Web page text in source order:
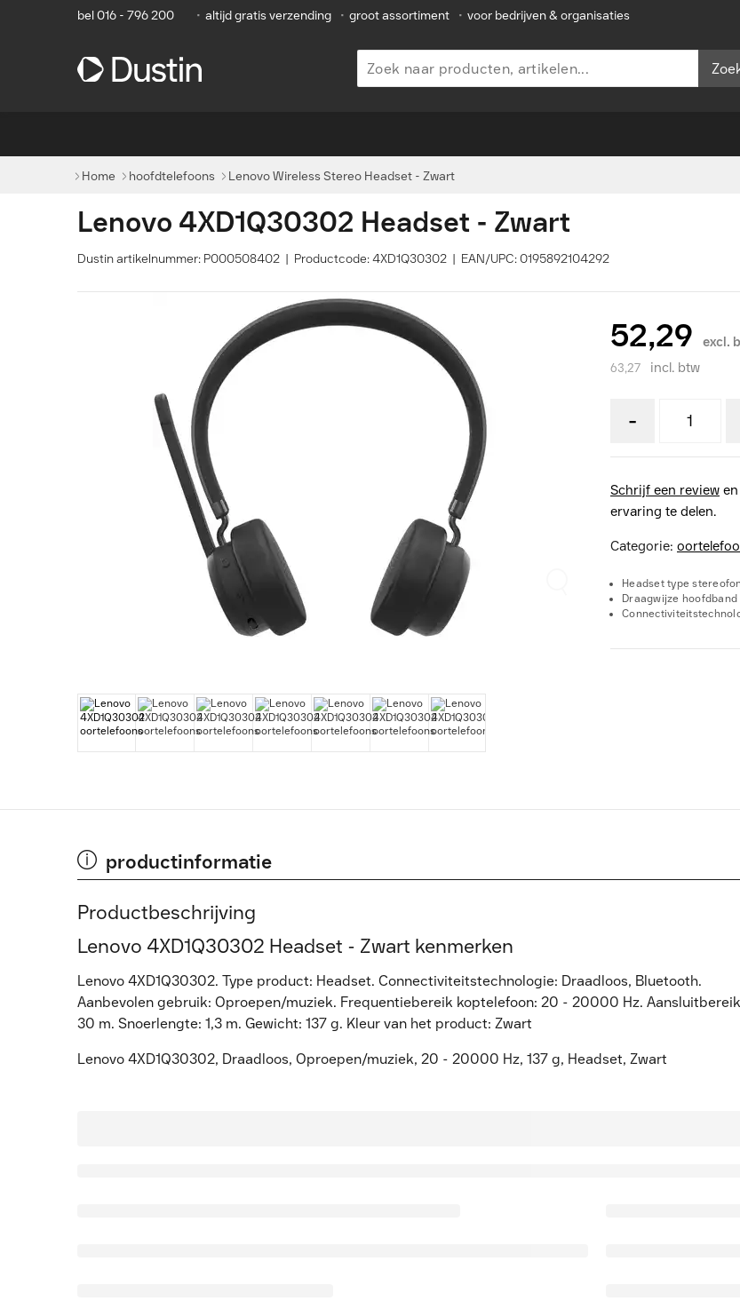
bel 016 - 796 200 • altijd gratis verzending • groot assortiment • voor bedrijven & organisaties
Home hoofdtelefoons Lenovo Wireless Stereo Headset - Zwart
Lenovo 4XD1Q30302 Headset - Zwart
Dustin artikelnummer: P000508402 | Productcode: 4XD1Q30302 | EAN/UPC: 0195892104292
52,29 excl.
63,27 incl. btw
-
Schrijf een review
ervaring te delen.
Categorie:
Headset type
Draagwijze hoofdband
productinformatie
Productbeschrijving
Lenovo 4XD1Q30302 Headset - Zwart kenmerken
Lenovo 4XD1Q30302. Type product: Headset. Connectiviteitstechnologie: Draadloos, Bluetooth.
Aanbevolen gebruik: Oproepen/muziek. Frequentiebereik koptelefoon: 20 - 20000 Hz.
30 m. Snoerlengte: 1,3 m. Gewicht: 137 g. Kleur van het product: Zwart
Lenovo 4XD1Q30302, Draadloos, Oproepen/muziek, 20 - 20000 Hz, 137 g, Headset, Zwart